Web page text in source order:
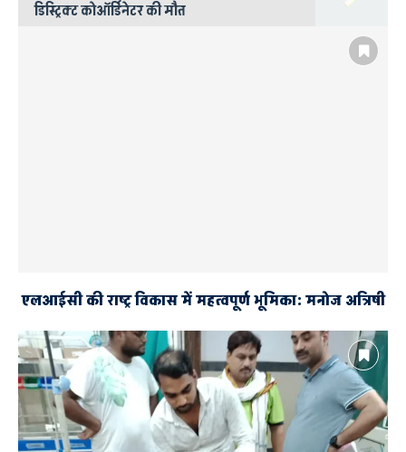
डिस्ट्रिक्ट कोऑर्डिनेटर की मौत
एलआईसी की राष्ट्र विकास में महत्वपूर्ण भूमिका: मनोज अत्रिषी